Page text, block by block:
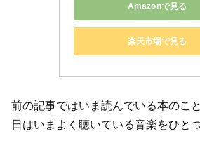
Amazonで見る
楽天市場で見る
前の記事ではいま読んでいる本のこ
日はいまよく聴いている音楽をひと